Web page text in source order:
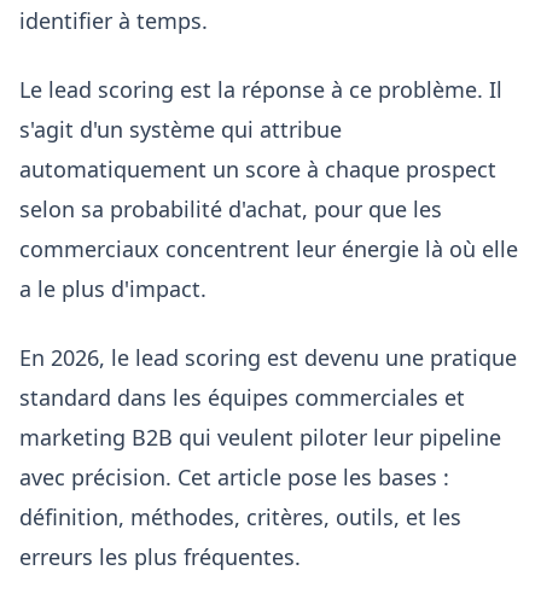
identifier à temps.
Le lead scoring est la réponse à ce problème. Il
s'agit d'un système qui attribue
automatiquement un score à chaque prospect
selon sa probabilité d'achat, pour que les
commerciaux concentrent leur énergie là où elle
a le plus d'impact.
En 2026, le lead scoring est devenu une pratique
standard dans les équipes commerciales et
marketing B2B qui veulent piloter leur pipeline
avec précision. Cet article pose les bases :
définition, méthodes, critères, outils, et les
erreurs les plus fréquentes.